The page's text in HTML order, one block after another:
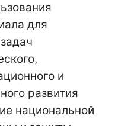
для
и
развития
национальной